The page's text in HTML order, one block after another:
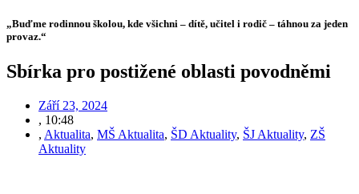
„Buďme rodinnou školou, kde všichni – dítě, učitel i rodič – táhnou za jeden
provaz.“
Sbírka pro postižené oblasti povodněmi
Září 23, 2024
, 10:48
, Aktualita, MŠ Aktualita, ŠD Aktuality, ŠJ Aktuality, ZŠ
Aktuality